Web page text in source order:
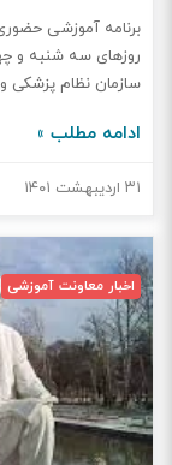
برنامه آموزشی
سازمان نظام پزشکی
سخنرانی و کارگاه
نیز آلرژی و
پس از احیا ،
آموزش مداوم
تقدیر شرکت
ادامه مطلب »
۳۱ اردیبهشت ۱۴۰۱
اخبار معاونت آموزشی